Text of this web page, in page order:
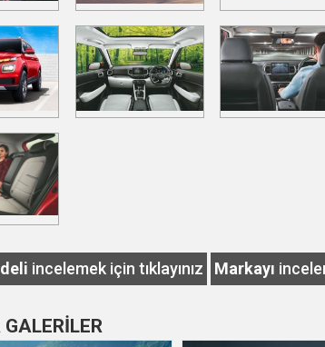
incelemek için tıklayınız Markayı
GALERİLER